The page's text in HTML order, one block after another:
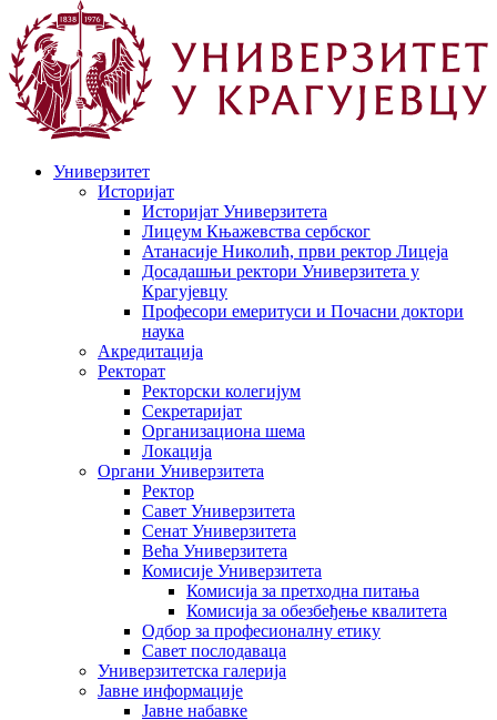
Универзитет
Историјат
Историјат Универзитета
Лицеум Књажевства сербског
Атанасије Николић, први ректор Лицеја
Досадашњи ректори Универзитета у
Крагујевцу
Професори емеритуси и Почасни доктори
наука
Акредитација
Ректорат
Ректорски колегијум
Секретаријат
Организациона шема
Локација
Органи Универзитета
Ректор
Савет Универзитета
Сенат Универзитета
Већа Универзитета
Комисије Универзитета
Комисија за претходна питања
Комисија за обезбеђење квалитета
Одбор за професионалну етику
Савет послодаваца
Универзитетска галерија
Јавне информације
Јавне набавке